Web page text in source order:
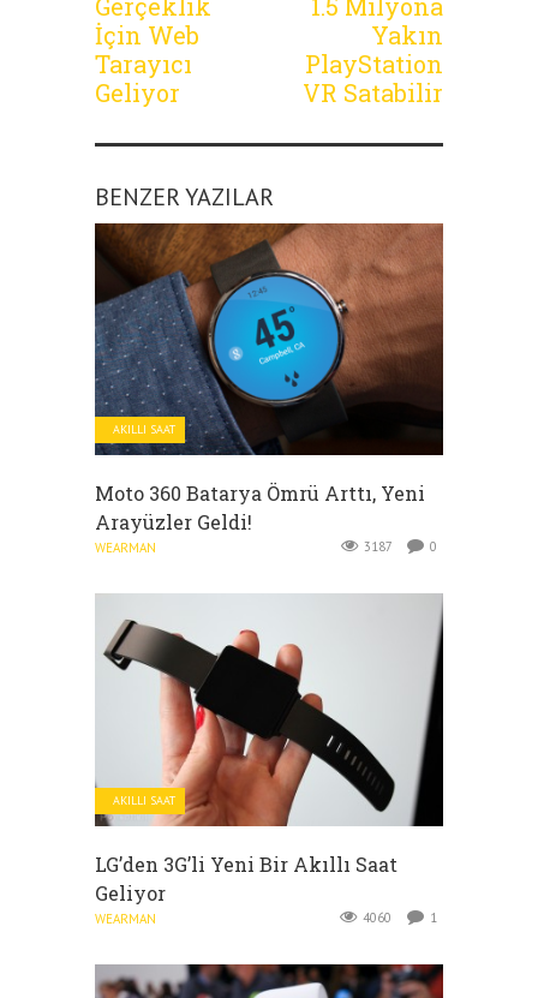
İçin Web
Tarayıcı
Geliyor
Yakın
PlayStation
VR Satabilir
BENZER YAZILAR
AKILLI SAAT
Moto 360 Batarya Ömrü Arttı, Yeni
Arayüzler Geldi!
WEARMAN 3187 0
AKILLI SAAT
LG’den 3G’li Yeni Bir Akıllı Saat
Geliyor
WEARMAN 4060 1